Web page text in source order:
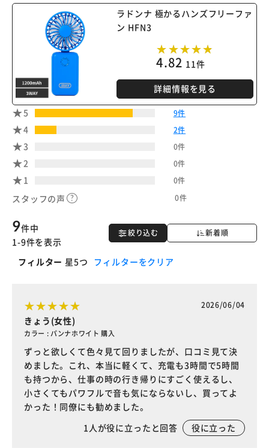
ラドンナ 極かるハンズフリーファ
ン HFN3
4.82 11件
詳細情報を見る
5 9件
4 2件
3 0件
2 0件
1 0件
スタッフの声 0件
絞り込む 新着順
9件中
1-9件を表示
フィルター 星5つ フィルターをクリア
2026/06/04
きょう(女性)
カラー : パンナホワイト 購入
ずっと欲しくて色々見て回りましたが、口コミ見て決
めました。これ、本当に軽くて、充電も3時間で5時間
も持つから、仕事の時の行き帰りにすごく使えるし、
小さくてもパワフルで音も気にならないし、買ってよ
かった！同僚にも勧めました。
1人が役に立ったと回答 役に立った